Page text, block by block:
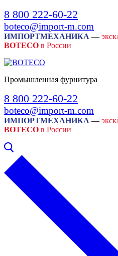
Skip
to
content
Menu
Close
8 800 222-60-22
boteco@import-m.com
ИМПОРТМЕХАНИКА —
BOTECO в России
Промышленная фурнитура
8 800 222-60-22
boteco@import-m.com
ИМПОРТМЕХАНИКА —
BOTECO в России